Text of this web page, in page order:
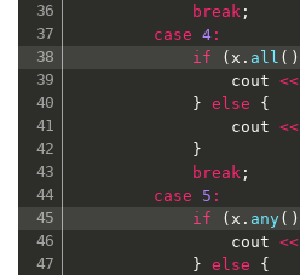
break ;
case
4 :
if
( x . all ( )
				cout
<<
} else
{
				cout
<<
}
break ;
case
5 :
if
( x . any ( )
				cout
<<
} else
{